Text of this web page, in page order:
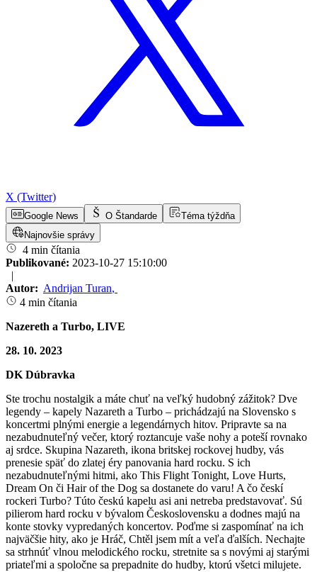
X (Twitter)
Google News O Štandarde
Téma týždňa
Najnovšie správy
4 min čítania
Publikované: 2023-10-27 15:10:00
|
Autor: Andrijan Turan,
4 min čítania
Nazereth a Turbo, LIVE
28. 10. 2023
DK Dúbravka
Ste trochu nostalgik a máte chuť na veľký hudobný zážitok? Dve
legendy – kapely Nazareth a Turbo – prichádzajú na Slovensko s
koncertmi plnými energie a legendárnych hitov. Pripravte sa na
nezabudnuteľný večer, ktorý roztancuje vaše nohy a poteší rovnako
aj srdce. Skupina Nazareth, ikona britskej rockovej hudby, vás
prenesie späť do zlatej éry panovania hard rocku. S ich
nezabudnuteľnými hitmi, ako This Flight Tonight, Love Hurts,
Dream On či Hair of the Dog sa dostanete do varu! A čo českí
rockeri Turbo? Túto českú kapelu asi ani netreba predstavovať. Sú
pilierom hard rocku v bývalom Československu a dodnes majú na
konte stovky vypredaných koncertov. Poďme si zaspomínať na ich
najväčšie hity, ako je Hráč, Chtěl jsem mít a veľa ďalších. Nechajte
sa strhnúť vlnou melodického rocku, stretnite sa s novými aj starými
priateľmi a spoločne sa prepadnite do hudby, ktorú všetci milujete.